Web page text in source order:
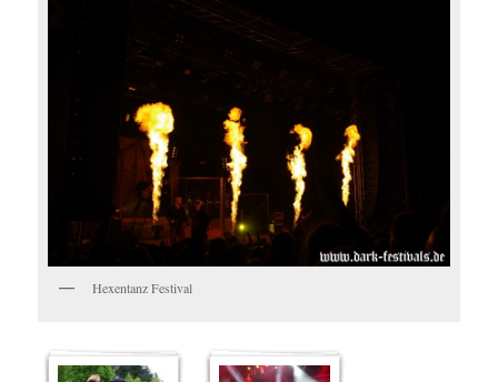
Hexentanz Festival